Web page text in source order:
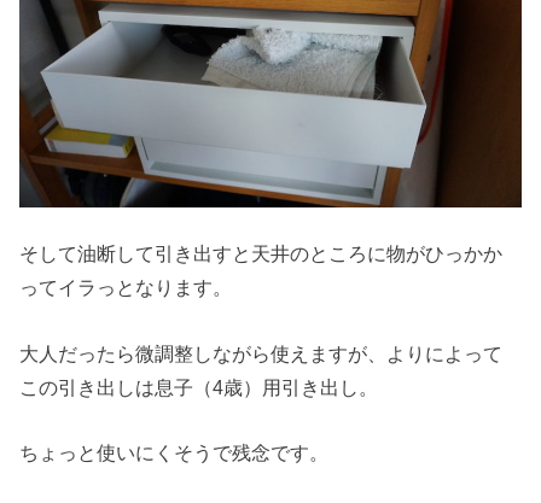
そして油断して引き出すと天井のところに物がひっかか
ってイラっとなります。
大人だったら微調整しながら使えますが、よりによって
この引き出しは息子（4歳）用引き出し。
ちょっと使いにくそうで残念です。